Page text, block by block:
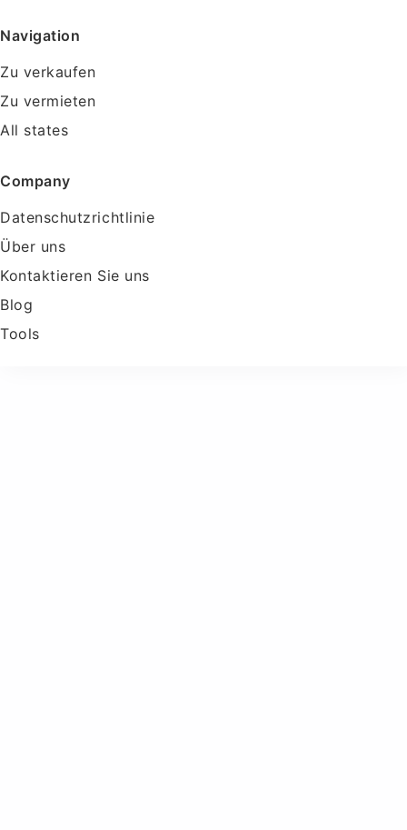
Navigation
Zu verkaufen
Zu vermieten
All states
Company
Datenschutzrichtlinie
Über uns
Kontaktieren Sie uns
Blog
Tools